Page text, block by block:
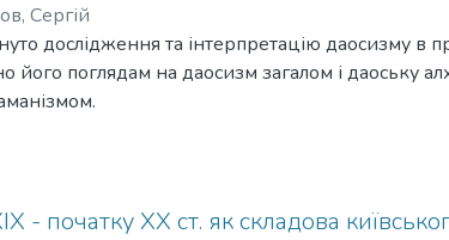
Сергій
дослідження та інтерпретацію даосизму
його поглядам на даосизм загалом і даоську
- початку XX ст. як складова